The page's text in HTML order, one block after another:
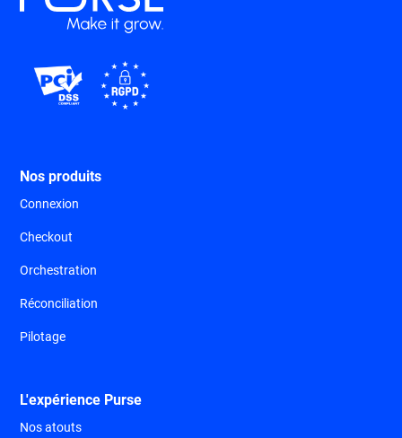
Nos produits
Connexion
Checkout
Orchestration
Réconciliation
Pilotage
L'expérience Purse
Nos atouts